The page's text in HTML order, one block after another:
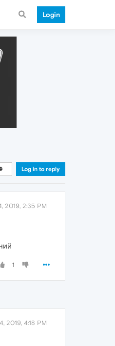
Login
Log in to reply
2019, 2:35 PM
1
2019, 4:18 PM